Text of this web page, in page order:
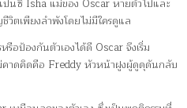
ปนซี Isha แม่ของ Oscar หายตัวไปและ
วิตเพียงลำพังโดยไม่มีใครดูแล
อป้องกันตัวเองได้ดี Oscar จึงเริ่ม
าดคิดคือ Freddy หัวหน้าฝูงผู้ดูดุดันกลับ